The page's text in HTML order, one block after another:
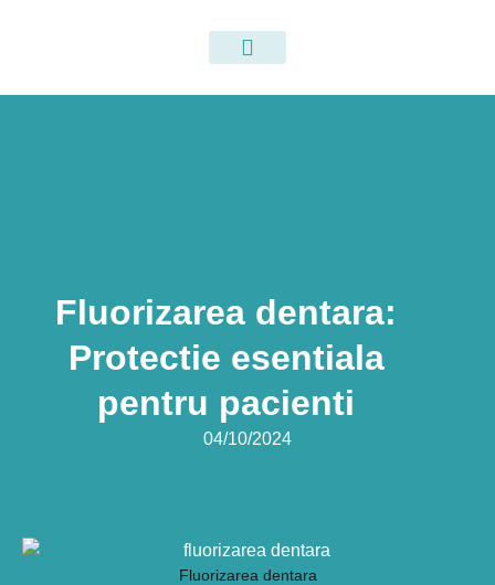
Fluorizarea dentara:
Protectie esentiala
pentru pacienti
04/10/2024
Fluorizarea dentara